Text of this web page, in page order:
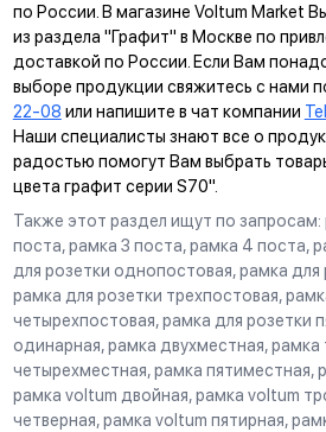
по России. В магазине Voltum Market
из раздела "Графит" в Москве по
доставкой по России. Если Вам
выборе продукции свяжитесь с нами
22-08 или напишите в чат компании
Наши специалисты знают все о
радостью помогут Вам выбрать
цвета графит серии S70".
Также этот раздел ищут по запросам:
поста, рамка 3 поста, рамка 4 поста,
для розетки однопостовая, рамка для
рамка для розетки трехпостовая,
четырехпостовая, рамка для розетки
одинарная, рамка двухместная, рамка
четырехместная, рамка пятиместная,
рамка voltum двойная, рамка voltum
четверная, рамка voltum пятирная,